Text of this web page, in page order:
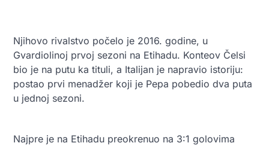
Njihovo rivalstvo počelo je 2016. godine, u
Gvardiolinoj prvoj sezoni na Etihadu. Konteov Čelsi
bio je na putu ka tituli, a Italijan je napravio istoriju:
postao prvi menadžer koji je Pepa pobedio dva puta
u jednoj sezoni.
Najpre je na Etihadu preokrenuo na 3:1 golovima